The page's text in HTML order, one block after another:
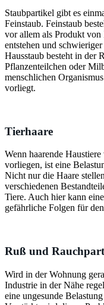
Staubpartikel gibt es
Feinstaub. Feinstaub
vor allem als Produkt
entstehen und
Hausstaub besteht in der
Pflanzenteilchen oder
menschlichen
vorliegt.
Tierhaare
Wenn haarende
vorliegen, ist eine
Nicht nur die Haare
verschiedenen
Tiere. Auch hier kann
gefährliche Folgen für
Ruß und
Wird in der Wohnung
Industrie in der Nähe
eine ungesunde